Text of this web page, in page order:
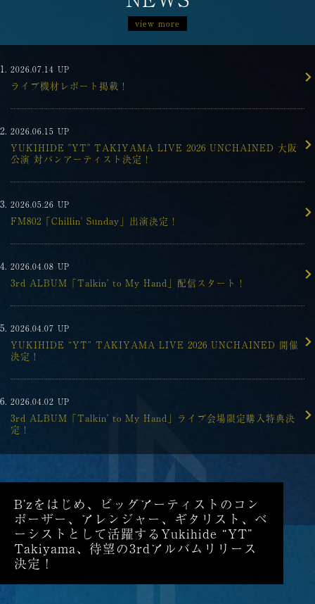
view more
2026.07.14 UP
ライブ機材レポート掲載！
2026.06.15 UP
YUKIHIDE "YT" TAKIYAMA LIVE 2026 UNCHAINED 大阪
公演 対バンアーティスト決定！
2026.05.26 UP
FM802「Chillin' Sunday」出演決定！
2026.04.08 UP
3rd ALBUM「Talkin' to My Hand」配信スタート！
2026.04.07 UP
YUKIHIDE “YT” TAKIYAMA LIVE 2026 UNCHAINED 開催
決定！
2026.04.02 UP
3rd ALBUM「Talkin' to My Hand」ライブ会場限定購入特典決
定！
B’zをはじめ、ビッグアーティストのコン
ポーザー、アレンジャー、ギタリスト、ベ
ーシストとして活躍するYukihide “YT”
Takiyama、待望の3rdアルバムリリース
決定！